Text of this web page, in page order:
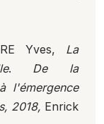
Yves, La
. De la
l'émergence
2018, Enrick